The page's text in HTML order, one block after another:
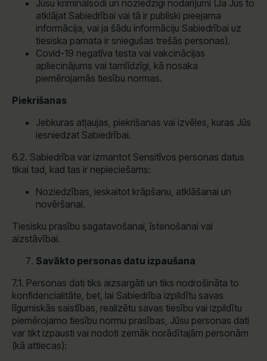
Jūsu kriminālsodi un noziedzīgi nodarījumi (Ja Jūs to
atklājat Sabiedrībai vai tā ir publiski pieejama
informācija, vai ja šādu informāciju Sabiedrībai uz
tiesiska pamata ir sniegušas trešās personas).
Covid-19 negatīva testa vai vakcinācijas
apliecinājums vai tamlīdzīgi, kā nosaka
piemērojamās tiesību normas.
Piekrišanas
Jebkuras atļaujas, piekrišanas vai izvēles, kuras Jūs
iesniedzat Sabiedrībai.
6.2. Sabiedrība var izmantot Sensitīvos personas datus
tikai tad, kad tas ir nepieciešams:
Noziedzības, ieskaitot krāpšanu, atklāšanai un
novēršanai.
Tiesisku prasību sagatavošanai, īstenošanai vai
aizstāvībai.
Savākto personas datu izpaušana
7.1. Personas dati tiks aizsargāti un tiks nodrošināta to
konfidencialitāte, bet, lai Sabiedrība izpildītu savas
līgumiskās saistības, realizētu savas tiesību vai izpildītu
piemērojamo tiesību normu prasības, Jūsu personas dati
var tikt izpausti vai nodoti zemāk norādītajām personām
(kā attiecas):